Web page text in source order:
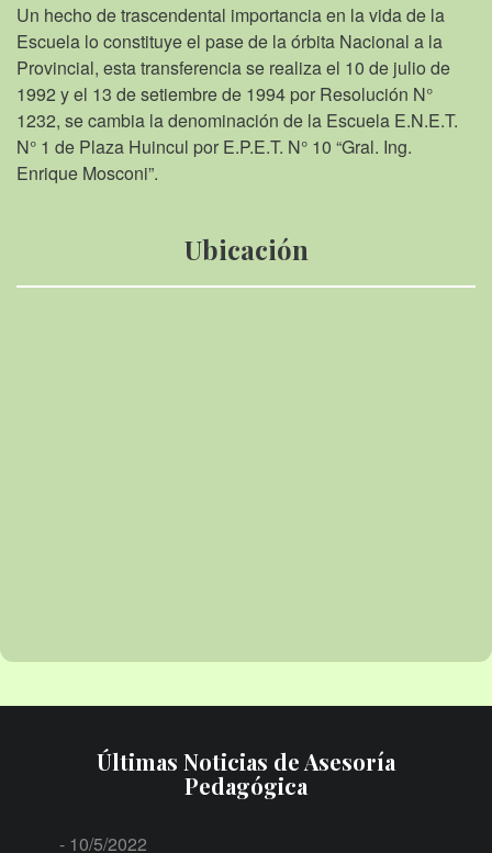
Un hecho de trascendental importancia en la vida de la
Escuela lo constituye el pase de la órbita Nacional a la
Provincial, esta transferencia se realiza el 10 de julio de
1992 y el 13 de setiembre de 1994 por Resolución N°
1232, se cambia la denominación de la Escuela E.N.E.T.
N° 1 de Plaza Huincul por E.P.E.T. N° 10 “Gral. Ing.
Enrique Mosconi”.
Ubicación
Últimas Noticias de Asesoría
Pedagógica
- 10/5/2022